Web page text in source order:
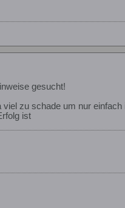
gesucht!
zu schade um nur
ist